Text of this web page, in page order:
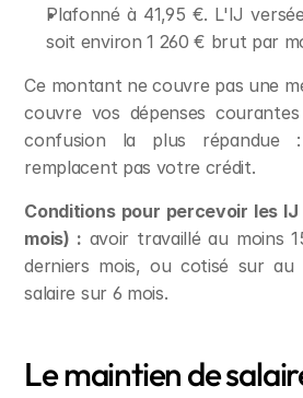
Plafonné à 41,95 €. L'IJ
soit environ 1 260 € brut par
Ce montant ne couvre pas une
couvre vos dépenses
confusion la plus
remplacent pas votre crédit.
Conditions pour percevoir les
mois) : avoir travaillé au moins
derniers mois, ou cotisé sur
salaire sur 6 mois.
Le maintien de